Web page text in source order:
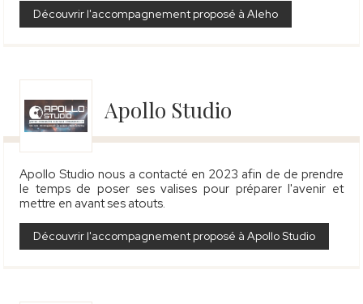
Découvrir l'accompagnement proposé à Aleho
Apollo Studio
Apollo Studio nous a contacté en 2023 afin de de prendre
le temps de poser ses valises pour préparer l'avenir et
mettre en avant ses atouts.
Découvrir l'accompagnement proposé à Apollo Studio